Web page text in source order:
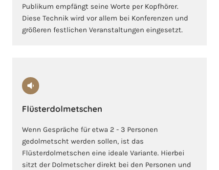
Publikum empfängt seine Worte per Kopfhörer.
Diese Technik wird vor allem bei Konferenzen und
größeren festlichen Veranstaltungen eingesetzt.
Flüsterdolmetschen
Wenn Gespräche für etwa 2 - 3 Personen
gedolmetscht werden sollen, ist das
Flüsterdolmetschen eine ideale Variante. Hierbei
sitzt der Dolmetscher direkt bei den Personen und